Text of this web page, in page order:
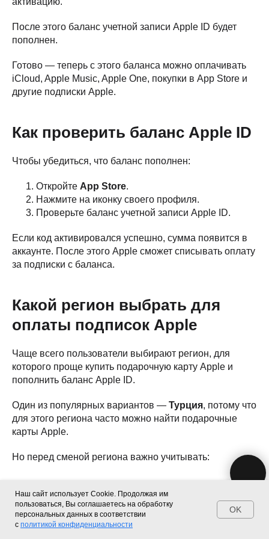
Наш сайт использует Cookie. Продолжая им
пользоваться, Вы соглашаетесь на обработку
персональных данных в соответствии
с политикой конфиденциальности
OK
Главная Каталог
После этого баланс учетной записи Apple ID будет
пополнен.
Готово — теперь с этого баланса можно оплачивать
iCloud, Apple Music, Apple One, покупки в App Store и
другие подписки Apple.
Как проверить баланс Apple ID
Чтобы убедиться, что баланс пополнен:
Откройте App Store.
Нажмите на иконку своего профиля.
Проверьте баланс учетной записи Apple ID.
Если код активировался успешно, сумма появится в
аккаунте. После этого Apple сможет списывать оплату
за подписки с баланса.
Какой регион выбрать для
оплаты подписок Apple
Чаще всего пользователи выбирают регион, для
которого проще купить подарочную карту Apple и
пополнить баланс Apple ID.
Один из популярных вариантов — Турция, потому что
для этого региона часто можно найти подарочные
карты Apple.
Но перед сменой региона важно учитывать:
стоимость подписок;
курс валют;
возможные комиссии;
Яндекс
Аксессуары
Dyson
+ 7 (3462) 550-677
Написать руководству
Сургут, проспект Мира 5
Ежедневно с 10:00 до 21:00
ИП МИЛЕВИЧ М.С.
ИНН-860202894311
Контакты
характер и не является публичной офертой, определяемой Статьей
437 (2) ГК РФ. Apple, логотип Apple и изображения Apple являются
зарегистрированными товарными знаками компании Apple Inc. в
США и других странах. App Store является знаком обслуживания
компании Apple Inc. Instagram принадлежит компании Meta,
права. Все права защищены и охраняются законом. Запрещается
использование любых материалов сайта без письменного
разрешения правообладателя. При полном или частичом
использовании материалов гиперссылка на https://proservice.one
proservice.one@mail.ru
Перезвоните мне